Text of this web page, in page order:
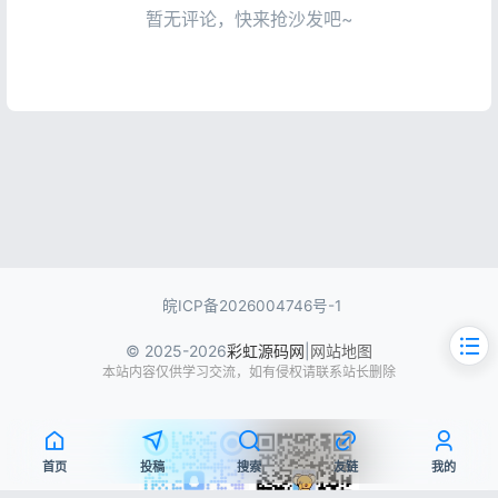
暂无评论，快来抢沙发吧~
皖ICP备2026004746号-1
© 2025-2026彩虹源码网 网站地图
本站内容仅供学习交流，如有侵权请联系站长删除
首页 投稿 搜索 友链 我的